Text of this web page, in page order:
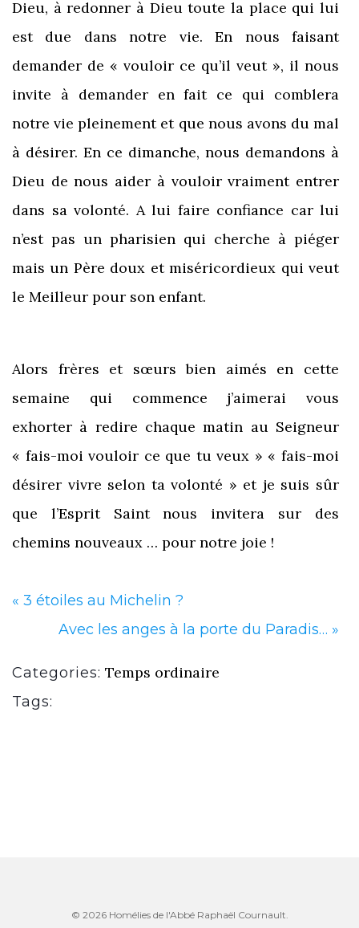
Dieu, à redonner à Dieu toute la place qui lui
est due dans notre vie. En nous faisant
demander de « vouloir ce qu’il veut », il nous
invite à demander en fait ce qui comblera
notre vie pleinement et que nous avons du mal
à désirer. En ce dimanche, nous demandons à
Dieu de nous aider à vouloir vraiment entrer
dans sa volonté. A lui faire confiance car lui
n’est pas un pharisien qui cherche à piéger
mais un Père doux et miséricordieux qui veut
le Meilleur pour son enfant.
Alors frères et sœurs bien aimés en cette
semaine qui commence j’aimerai vous
exhorter à redire chaque matin au Seigneur
« fais-moi vouloir ce que tu veux » « fais-moi
désirer vivre selon ta volonté » et je suis sûr
que l’Esprit Saint nous invitera sur des
chemins nouveaux … pour notre joie !
« 3 étoiles au Michelin ?
Avec les anges à la porte du Paradis… »
Categories: Temps ordinaire
Tags:
© 2026 Homélies de l'Abbé Raphaël Cournault.